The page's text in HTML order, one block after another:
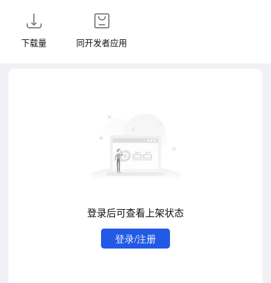
下载量 同开发者应用
登录后可查看上架状态
登录/注册